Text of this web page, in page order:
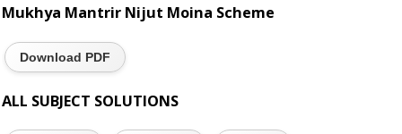
Mukhya Mantrir Nijut Moina Scheme
Download PDF
ALL SUBJECT SOLUTIONS